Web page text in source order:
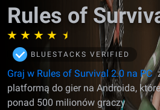
Rules of
BLUESTACKS VERIFIED
Graj w Rules of Survival 2.0 na PC
platformą do gier na Androida,
ponad 500 milionów graczy